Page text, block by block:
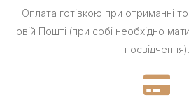
Оплата готівкою при отриманні
Новій Пошті (при собі необхідно
посвідчення).